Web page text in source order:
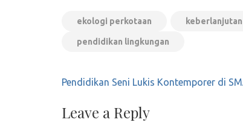
ekologi perkotaan keberlanjutan
pendidikan lingkungan
Post
Pendidikan Seni Lukis Kontemporer di
Leave a Reply